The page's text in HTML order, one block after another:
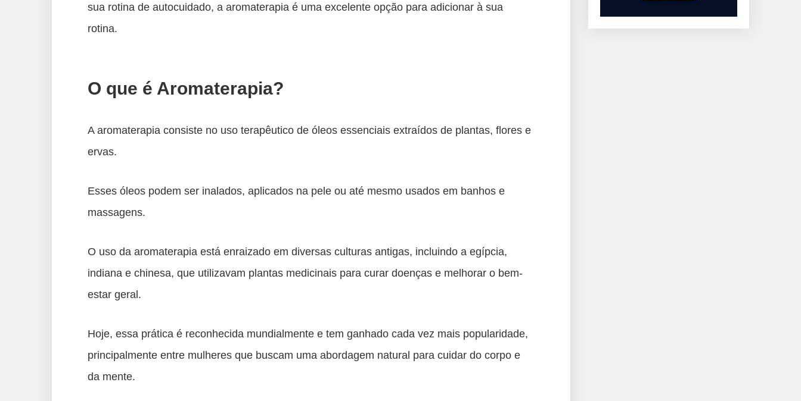
sua rotina de autocuidado, a aromaterapia é uma excelente opção para adicionar à sua
rotina.
O que é Aromaterapia?
A aromaterapia consiste no uso terapêutico de óleos essenciais extraídos de plantas, flores e
ervas.
Esses óleos podem ser inalados, aplicados na pele ou até mesmo usados em banhos e
massagens.
O uso da aromaterapia está enraizado em diversas culturas antigas, incluindo a egípcia,
indiana e chinesa, que utilizavam plantas medicinais para curar doenças e melhorar o bem-
estar geral.
Hoje, essa prática é reconhecida mundialmente e tem ganhado cada vez mais popularidade,
principalmente entre mulheres que buscam uma abordagem natural para cuidar do corpo e
da mente.